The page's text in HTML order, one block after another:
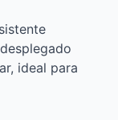
ideal para